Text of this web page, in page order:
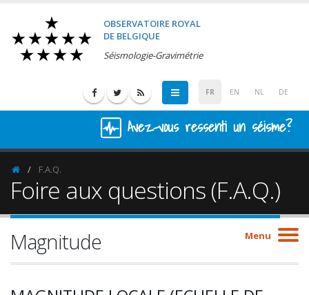
OBSERVATOIRE ROYAL
DE BELGIQUE
Séismologie-Gravimétrie
FR EN NL DE
Avez-vous ressenti un séisme?
Homepage
F.A.Q.
Foire aux questions (F.A.Q.)
Menu
Magnitude